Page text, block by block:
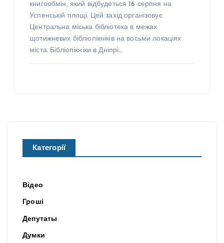
книгообмін, який відбудеться 16 серпня на
Успенській площі. Цей захід організовує
Центральна міська бібліотека в межах
щотижневих бібліопікніків на восьми локаціях
міста. Бібліопікніки в Дніпрі…
Категорії
Відео
Гроші
Депутаты
Думки